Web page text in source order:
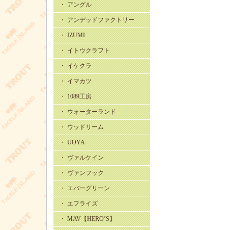
・ アングル
・ アンデッドファクトリー
・ IZUMI
・ イトウクラフト
・ イケクラ
・ イマカツ
・ 1089工房
・ ウォーターランド
・ ウッドリーム
・ UOYA
・ ヴァルケイン
・ ヴァンフック
・ エバーグリーン
・ エフライズ
・ MAV【HERO’S】